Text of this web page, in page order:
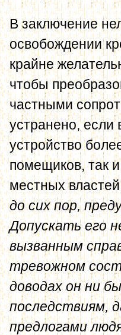
В заключение
освобождении
крайне
чтобы
частными
устранено, если
устройство
помещиков, так
местных
до сих пор,
Допускать его
вызванным
тревожном
доводах он ни
последствиям,
предлогами